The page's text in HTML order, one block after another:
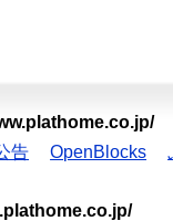
告 OpenBlocks